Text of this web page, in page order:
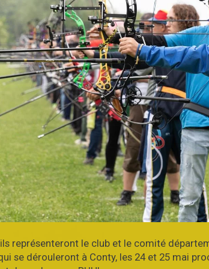
représenteront le club et le comité
se dérouleront à Conty, les 24 et 25 mai